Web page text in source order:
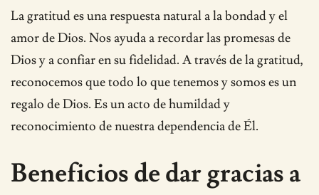
La gratitud es una respuesta natural a la bondad y el
amor de Dios. Nos ayuda a recordar las promesas de
Dios y a confiar en su fidelidad. A través de la gratitud,
reconocemos que todo lo que tenemos y somos es un
regalo de Dios. Es un acto de humildad y
reconocimiento de nuestra dependencia de Él.
Beneficios de dar gracias a